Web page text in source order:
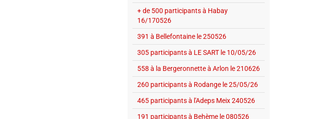
+ de 500 participants à Habay
16/170526
391 à Bellefontaine le 250526
305 participants à LE SART le 10/05/26
558 à la Bergeronnette à Arlon le 210626
260 participants à Rodange le 25/05/26
465 participants à l'Adeps Meix 240526
191 participants à Behème le 080526